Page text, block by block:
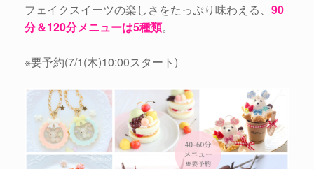
フェイクスイーツの楽しさをたっぷり味わえる、 90
分＆120分メニューは5種類。
※要予約(7/1(木)10:00スタート)